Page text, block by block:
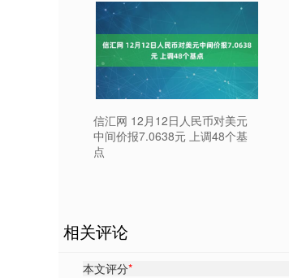
信汇网 12月12日人民币对美元
中间价报7.0638元 上调48个基
点
相关评论
本文评分*